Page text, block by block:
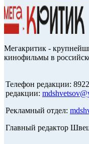
Мегакритик -
кинофильмы в
Телефон редакции:
редакции:
Рекламный отдел:
Главный редактор